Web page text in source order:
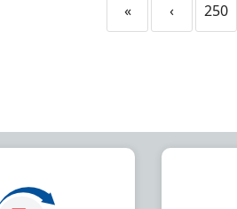
« ‹ 250